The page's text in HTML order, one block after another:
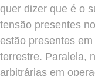
quer dizer que é o
tensão presentes
estão presentes
terrestre. Paralela,
arbitrárias em